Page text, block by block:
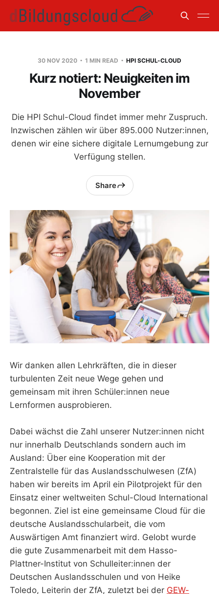
30 NOV 2020 1 MIN READ HPI SCHUL-CLOUD
Kurz notiert: Neuigkeiten im
November
Die HPI Schul-Cloud findet immer mehr Zuspruch.
Inzwischen zählen wir über 895.000 Nutzer:innen,
denen wir eine sichere digitale Lernumgebung zur
Verfügung stellen.
Share
Wir danken allen Lehrkräften, die in dieser
turbulenten Zeit neue Wege gehen und
gemeinsam mit ihren Schüler:innen neue
Lernformen ausprobieren.
Dabei wächst die Zahl unserer Nutzer:innen nicht
nur innerhalb Deutschlands sondern auch im
Ausland: Über eine Kooperation mit der
Zentralstelle für das Auslandsschulwesen (ZfA)
haben wir bereits im April ein Pilotprojekt für den
Einsatz einer weltweiten Schul-Cloud International
begonnen. Ziel ist eine gemeinsame Cloud für die
deutsche Auslandsschularbeit, die vom
Auswärtigen Amt finanziert wird. Gelobt wurde
die gute Zusammenarbeit mit dem Hasso-
Plattner-Institut von Schulleiter:innen der
Deutschen Auslandsschulen und von Heike
Toledo, Leiterin der ZfA, zuletzt bei der GEW-